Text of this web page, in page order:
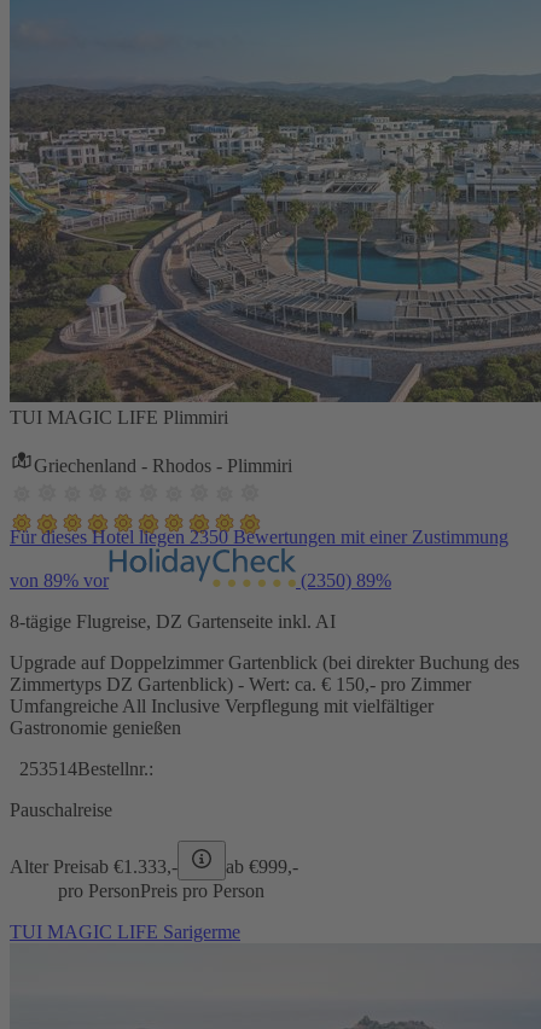
TUI MAGIC LIFE Plimmiri
Griechenland - Rhodos - Plimmiri
Für dieses Hotel liegen 2350 Bewertungen mit einer Zustimmung
von 89% vor (2350) 89%
8-tägige Flugreise, DZ Gartenseite inkl. AI
Upgrade auf Doppelzimmer Gartenblick (bei direkter Buchung des
Zimmertyps DZ Gartenblick) - Wert: ca. € 150,- pro Zimmer
Umfangreiche All Inclusive Verpflegung mit vielfältiger
Gastronomie genießen
253514Bestellnr.:
Pauschalreise
Alter Preisab €1.333,- ab €999,-
pro PersonPreis pro Person
TUI MAGIC LIFE Sarigerme